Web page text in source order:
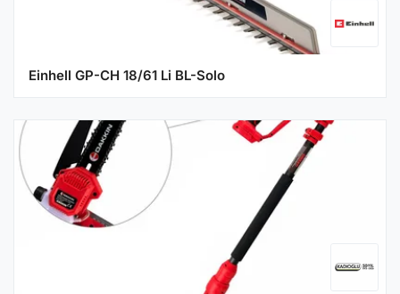
Einhell GP-CH 18/61 Li BL-Solo